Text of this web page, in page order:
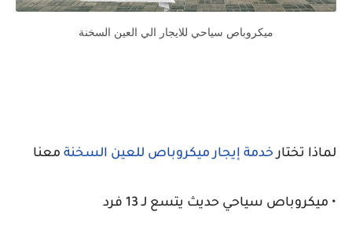
ميكروباص سياحي للايجار الي العين السخنة
لماذا تختارخدمة إيجار ميكروباص للعين السخنة معنا
• ميكروباص سياحي حديث يتسع لـ 13 فرد